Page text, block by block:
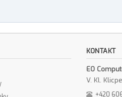
KONTAKT
EO
V. Kl.
+420